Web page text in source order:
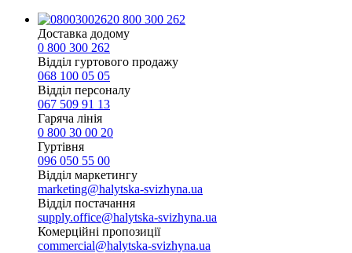
0 800 300 262
Доставка додому
0 800 300 262
Відділ гуртового продажу
068 100 05 05​
Відділ персоналу
067 509 91 13
Гаряча лінія
0 800 30 00 20
Гуртівня
096 050 55 00
Відділ маркетингу
marketing@halytska-svizhyna.ua
Відділ постачання
supply.office@halytska-svizhyna.ua
Комерційні пропозиції
commercial@halytska-svizhyna.ua